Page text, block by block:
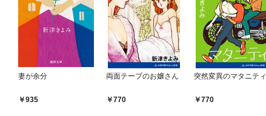
妻が余分
935
両面テープのお嬢さん
770
突然変異のマタニティ
770